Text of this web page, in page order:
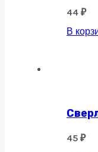
44 ₽
В
45 ₽